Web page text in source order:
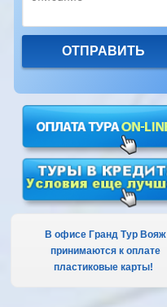
В офисе Гранд Тур Вояж
принимаются к оплате
пластиковые карты!